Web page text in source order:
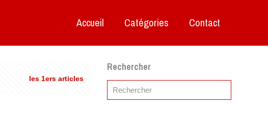
Accueil Catégories Contact
les 1ers articles
Rechercher